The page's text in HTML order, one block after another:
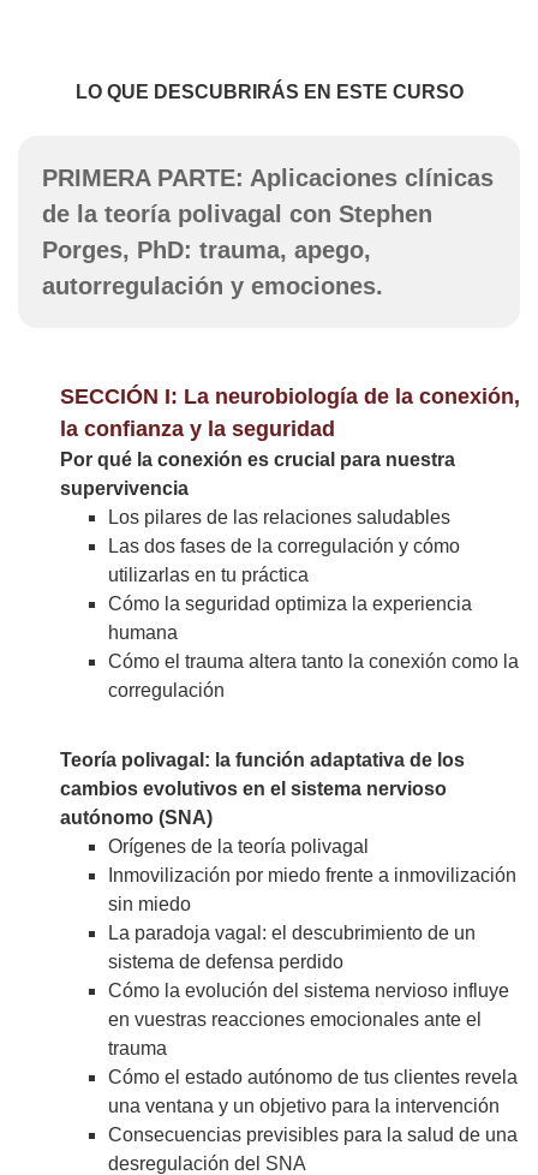
LO QUE DESCUBRIRÁS EN ESTE CURSO
PRIMERA PARTE: Aplicaciones clínicas
de la teoría polivagal con Stephen
Porges, PhD: trauma, apego,
autorregulación y emociones.
SECCIÓN I: La neurobiología de la conexión,
la confianza y la seguridad
Por qué la conexión es crucial para nuestra
supervivencia
Los pilares de las relaciones saludables
Las dos fases de la corregulación y cómo
utilizarlas en tu práctica
Cómo la seguridad optimiza la experiencia
humana
Cómo el trauma altera tanto la conexión como la
corregulación
Teoría polivagal: la función adaptativa de los
cambios evolutivos en el sistema nervioso
autónomo (SNA)
Orígenes de la teoría polivagal
Inmovilización por miedo frente a inmovilización
sin miedo
La paradoja vagal: el descubrimiento de un
sistema de defensa perdido
Cómo la evolución del sistema nervioso influye
en vuestras reacciones emocionales ante el
trauma
Cómo el estado autónomo de tus clientes revela
una ventana y un objetivo para la intervención
Consecuencias previsibles para la salud de una
desregulación del SNA